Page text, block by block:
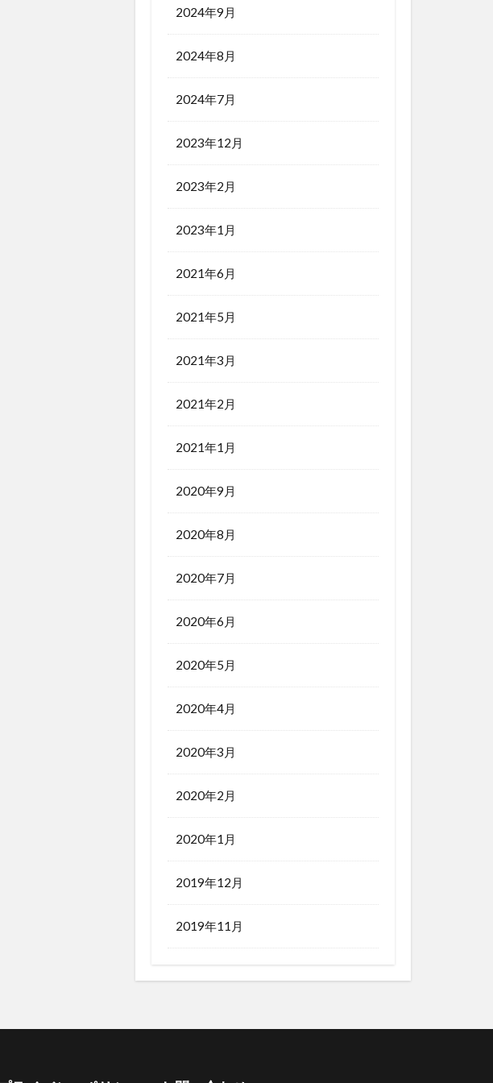
2024年9月
2024年8月
2024年7月
2023年12月
2023年2月
2023年1月
2021年6月
2021年5月
2021年3月
2021年2月
2021年1月
2020年9月
2020年8月
2020年7月
2020年6月
2020年5月
2020年4月
2020年3月
2020年2月
2020年1月
2019年12月
2019年11月